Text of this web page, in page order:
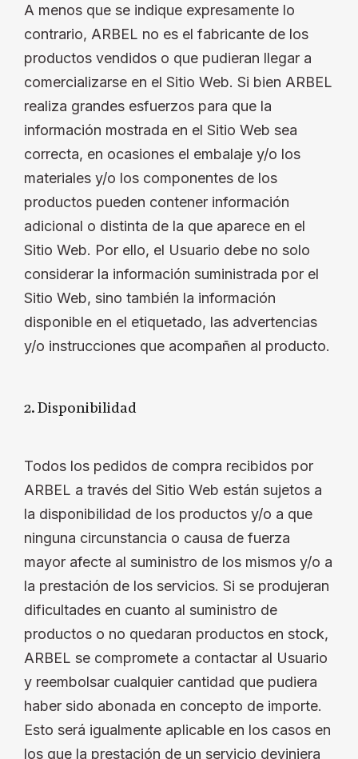
A menos que se indique expresamente lo
contrario, ARBEL no es el fabricante de los
productos vendidos o que pudieran llegar a
comercializarse en el Sitio Web. Si bien ARBEL
realiza grandes esfuerzos para que la
información mostrada en el Sitio Web sea
correcta, en ocasiones el embalaje y/o los
materiales y/o los componentes de los
productos pueden contener información
adicional o distinta de la que aparece en el
Sitio Web. Por ello, el Usuario debe no solo
considerar la información suministrada por el
Sitio Web, sino también la información
disponible en el etiquetado, las advertencias
y/o instrucciones que acompañen al producto.
2. Disponibilidad
Todos los pedidos de compra recibidos por
ARBEL a través del Sitio Web están sujetos a
la disponibilidad de los productos y/o a que
ninguna circunstancia o causa de fuerza
mayor afecte al suministro de los mismos y/o a
la prestación de los servicios. Si se produjeran
dificultades en cuanto al suministro de
productos o no quedaran productos en stock,
ARBEL se compromete a contactar al Usuario
y reembolsar cualquier cantidad que pudiera
haber sido abonada en concepto de importe.
Esto será igualmente aplicable en los casos en
los que la prestación de un servicio deviniera